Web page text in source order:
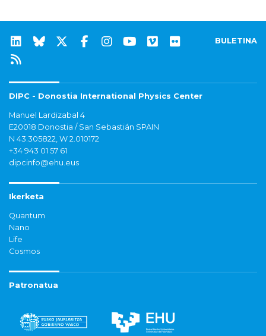
BULETINA
DIPC - Donostia International Physics Center
Manuel Lardizabal 4
E20018 Donostia / San Sebastián SPAIN
N 43.305822, W 2.010172
+34 943 01 57 61
dipcinfo@ehu.eus
Ikerketa
Quantum
Nano
Life
Cosmos
Patronatua